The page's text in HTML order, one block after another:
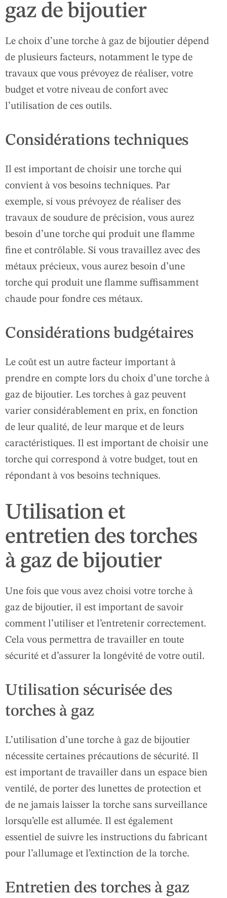
gaz de bijoutier
Le choix d’une torche à gaz de bijoutier dépend
de plusieurs facteurs, notamment le type de
travaux que vous prévoyez de réaliser, votre
budget et votre niveau de confort avec
l’utilisation de ces outils.
Considérations techniques
Il est important de choisir une torche qui
convient à vos besoins techniques. Par
exemple, si vous prévoyez de réaliser des
travaux de soudure de précision, vous aurez
besoin d’une torche qui produit une flamme
fine et contrôlable. Si vous travaillez avec des
métaux précieux, vous aurez besoin d’une
torche qui produit une flamme suffisamment
chaude pour fondre ces métaux.
Considérations budgétaires
Le coût est un autre facteur important à
prendre en compte lors du choix d’une torche à
gaz de bijoutier. Les torches à gaz peuvent
varier considérablement en prix, en fonction
de leur qualité, de leur marque et de leurs
caractéristiques. Il est important de choisir une
torche qui correspond à votre budget, tout en
répondant à vos besoins techniques.
Utilisation et
entretien des torches
à gaz de bijoutier
Une fois que vous avez choisi votre torche à
gaz de bijoutier, il est important de savoir
comment l’utiliser et l’entretenir correctement.
Cela vous permettra de travailler en toute
sécurité et d’assurer la longévité de votre outil.
Utilisation sécurisée des
torches à gaz
L’utilisation d’une torche à gaz de bijoutier
nécessite certaines précautions de sécurité. Il
est important de travailler dans un espace bien
ventilé, de porter des lunettes de protection et
de ne jamais laisser la torche sans surveillance
lorsqu’elle est allumée. Il est également
essentiel de suivre les instructions du fabricant
pour l’allumage et l’extinction de la torche.
Entretien des torches à gaz